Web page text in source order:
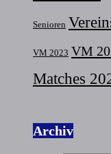
Senioren
VM 2023 VM
Matches
Archiv